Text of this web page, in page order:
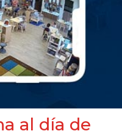
al día de